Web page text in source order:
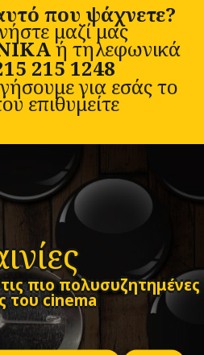
που ψάχνετε?
μαζί μας
ή τηλεφωνικά
215 1248
για εσάς το
επιθυμείτε
πιο πολυσυζητημένες
του cinema